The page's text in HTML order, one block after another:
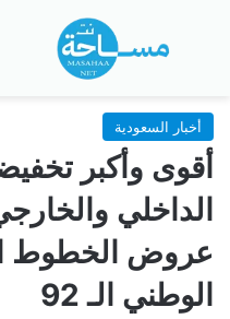
بحث عن
أخبار السعودية
أقوى وأكبر
الداخلي
عروض الخطوط
الوطني الـ 92